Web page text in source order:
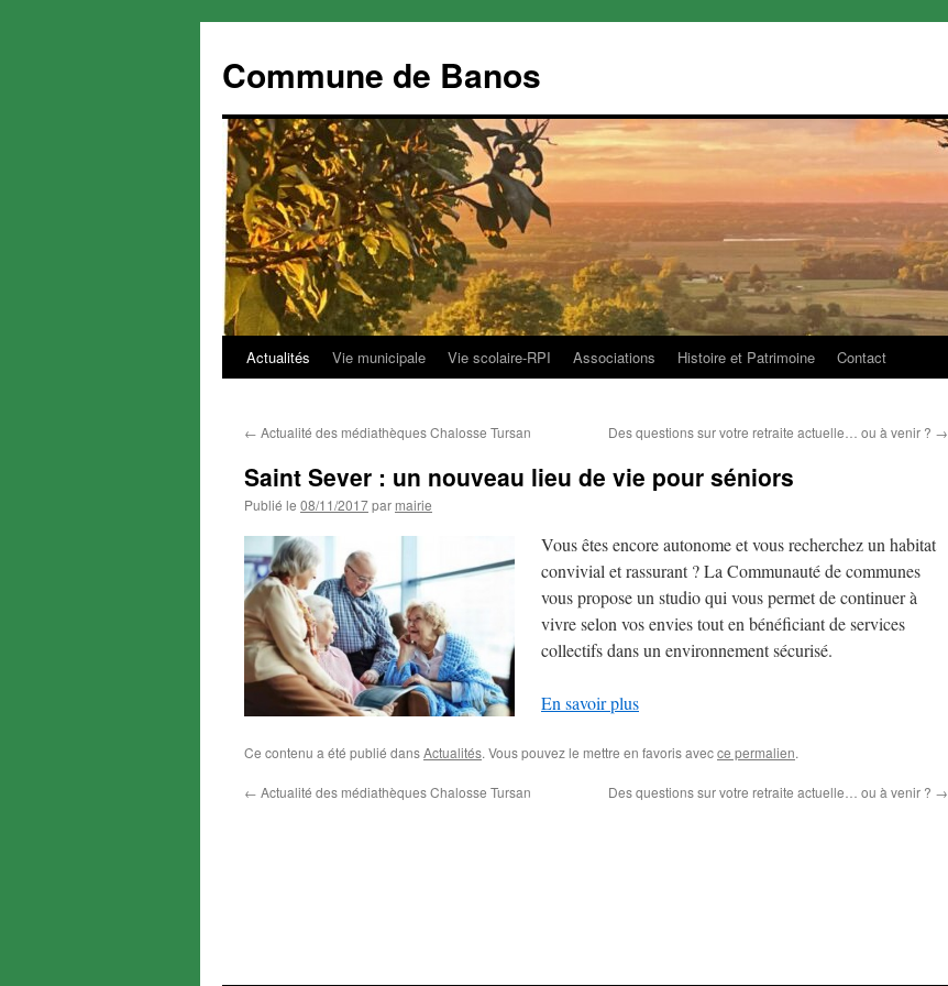
Commune de Banos
Aller
contenu
Actualités Vie municipale Vie scolaire-RPI Associations Histoire et Patrimoine Contact
← Actualité des médiathèques Chalosse Tursan Des questions sur votre retraite actuelle… ou à venir ? →
Saint Sever : un nouveau lieu de vie pour séniors
Publié le 08/11/2017par mairie
Vous êtes encore autonome et vous recherchez un habitat
convivial et rassurant ? La Communauté de communes
vous propose un studio qui vous permet de continuer à
vivre selon vos envies tout en bénéficiant de services
collectifs dans un environnement sécurisé.
En savoir plus
Ce contenu a été publié dansActualités. Vous pouvez le mettre en favoris avecce permalien.
← Actualité des médiathèques Chalosse Tursan Des questions sur votre retraite actuelle… ou à venir ? →